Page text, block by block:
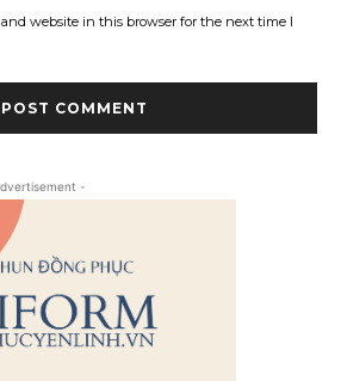
and website in this browser for the next time I
-